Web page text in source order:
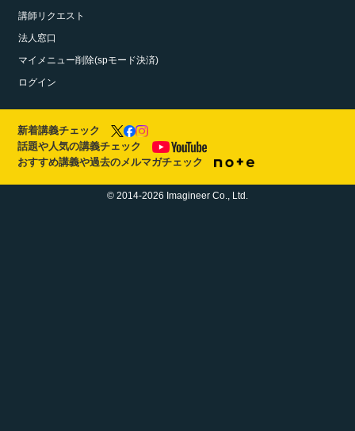
講師リクエスト
法人窓口
マイメニュー削除(spモード決済)
ログイン
新着講義チェック
話題や人気の講義チェック
おすすめ講義や過去のメルマガチェック
© 2014-2026 Imagineer Co., Ltd.